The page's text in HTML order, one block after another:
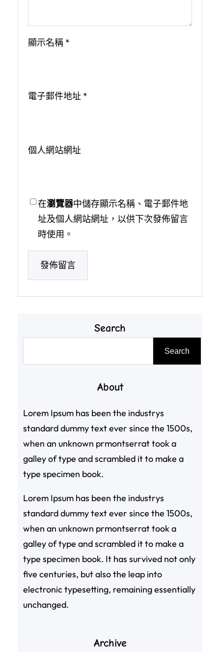
顯示名稱 *
電子郵件地址 *
個人網站網址
在瀏覽器中儲存顯示名稱、電子郵件地
址及個人網站網址，以供下次發佈留言
時使用。
Search
Search
About
Lorem Ipsum has been the industrys
standard dummy text ever since the 1500s,
when an unknown prmontserrat took a
galley of type and scrambled it to make a
type specimen book.
Lorem Ipsum has been the industrys
standard dummy text ever since the 1500s,
when an unknown prmontserrat took a
galley of type and scrambled it to make a
type specimen book. It has survived not only
five centuries, but also the leap into
electronic typesetting, remaining essentially
unchanged.
Archive